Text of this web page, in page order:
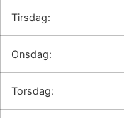
Tirsdag:
Onsdag:
Torsdag: